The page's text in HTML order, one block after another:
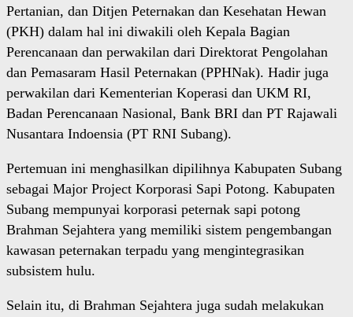
Pertanian, dan Ditjen Peternakan dan Kesehatan Hewan
(PKH) dalam hal ini diwakili oleh Kepala Bagian
Perencanaan dan perwakilan dari Direktorat Pengolahan
dan Pemasaram Hasil Peternakan (PPHNak). Hadir juga
perwakilan dari Kementerian Koperasi dan UKM RI,
Badan Perencanaan Nasional, Bank BRI dan PT Rajawali
Nusantara Indoensia (PT RNI Subang).
Pertemuan ini menghasilkan dipilihnya Kabupaten Subang
sebagai Major Project Korporasi Sapi Potong. Kabupaten
Subang mempunyai korporasi peternak sapi potong
Brahman Sejahtera yang memiliki sistem pengembangan
kawasan peternakan terpadu yang mengintegrasikan
subsistem hulu.
Selain itu, di Brahman Sejahtera juga sudah melakukan